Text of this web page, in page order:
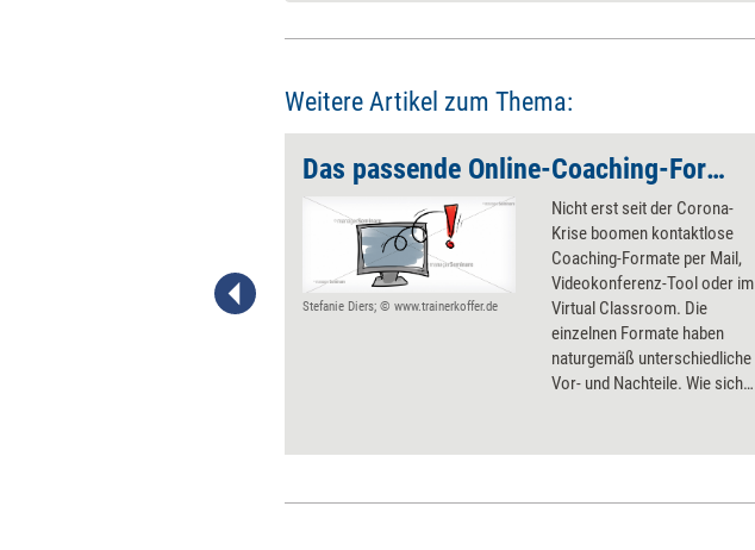
Weitere Artikel zum Thema:
Das passende Online-­Coaching-Format finden
Stefanie Diers; © www.trainerkoffer.de
Nicht erst seit der Corona-
Krise boomen kontaktlose
Coaching-Formate per Mail,
Videokonferenz-Tool oder im
Virtual Classroom. Die
einzelnen Formate haben
naturgemäß unterschiedliche
Vor- und Nachteile. Wie sich